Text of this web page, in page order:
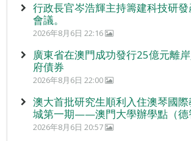
行政長官岑浩輝主持籌建科技研
會議。
2026年8月6日 22:16
廣東省在澳門成功發行25億元離
府債券
2026年8月6日 22:00
澳大首批研究生順利入住澳琴國際
城第一期——澳門大學辦學點（德
2026年8月6日 20:57